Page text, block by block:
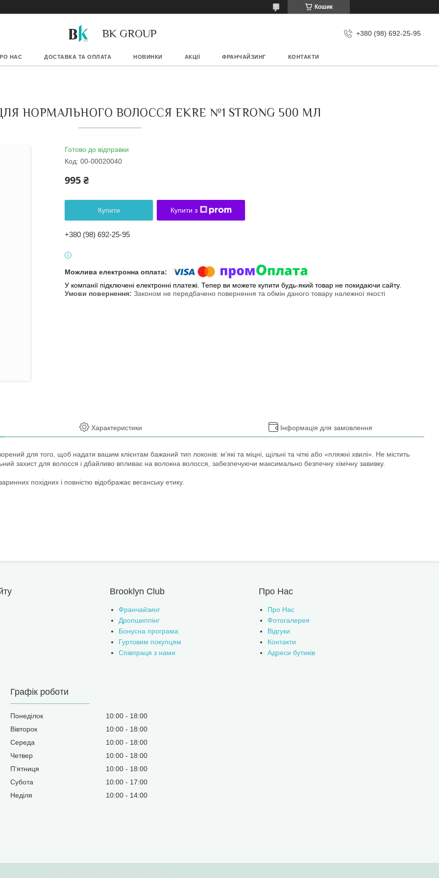
Кошик
BK GROUP +380 (98) 692-25-95
НАС ДОСТАВКА ТА ОПЛАТА НОВИНКИ АКЦІЇ ФРАНЧАЙЗИНГ КОНТАКТИ
НОРМАЛЬНОГО ВОЛОССЯ EKRE №1 STRONG 500 МЛ
Готово до відправки
Код: 00-00020040
995 ₴
Купити Купити з
+380 (98) 692-25-95
У компанії підключені електронні платежі. Тепер ви можете купити будь-який товар не покидаючи сайту.
Законом не передбачено повернення та обмін даного товару належної якості
Характеристики Інформація для замовлення
для того, щоб надати вашим клієнтам бажаний тип локонів: м’які та міцні, щільні та чіткі або «пляжні хвилі». Не містить
захист для волосся і дбайливо впливає на волокна волосся, забезпечуючи максимально безпечну хімічну завивку.
похідних і повністю відображає веганську етику.
Brooklyn Club
Франчайзинг
Дропшиппінг
Бонусна програма
Гуртовим покупцям
Співпраця з нами
Про Нас
Про Нас
Фотогалерея
Відгуки
Контакти
Адреси бутиків
Графік роботи
Понеділок 10:00
18:00
Вівторок
10:00
18:00
Середа
10:00
18:00
Четвер
10:00
18:00
Пʼятниця
10:00
18:00
Субота
10:00
17:00
Неділя
10:00 14:00